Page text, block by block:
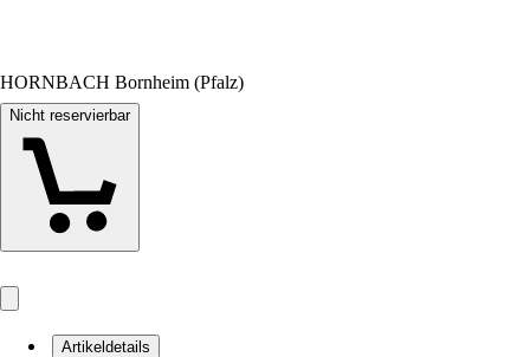
HORNBACH Bornheim (Pfalz)
Nicht reservierbar
Artikeldetails